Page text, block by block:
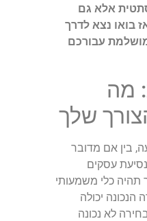
אלא גם
בואו נצא לדרך
עבורכם
מה
שלך
בין אם מדובר
עסקים
תהיה כלי משמעותי
יכולה
לא נכונה